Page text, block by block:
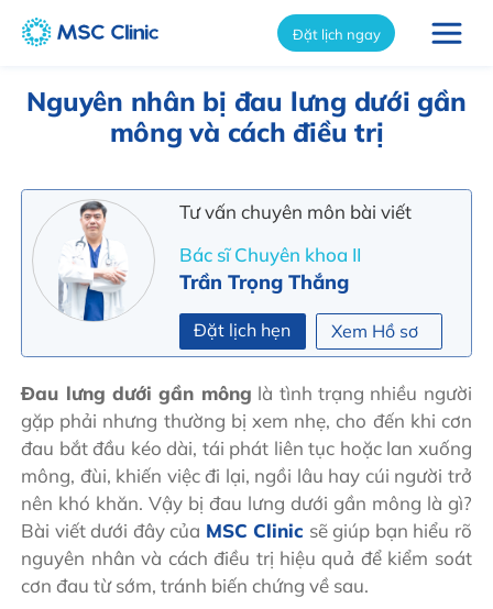
Đặt lịch ngay
Nguyên nhân bị đau lưng dưới gần
mông và cách điều trị
Tư vấn chuyên môn bài viết
Bác sĩ Chuyên khoa II
Trần Trọng Thắng
Đặt lịch hẹn Xem Hồ sơ
Đau lưng dưới gần mông là tình trạng nhiều người
gặp phải nhưng thường bị xem nhẹ, cho đến khi cơn
đau bắt đầu kéo dài, tái phát liên tục hoặc lan xuống
mông, đùi, khiến việc đi lại, ngồi lâu hay cúi người trở
nên khó khăn. Vậy bị đau lưng dưới gần mông là gì?
Bài viết dưới đây của MSC Clinic sẽ giúp bạn hiểu rõ
nguyên nhân và cách điều trị hiệu quả để kiểm soát
cơn đau từ sớm, tránh biến chứng về sau.